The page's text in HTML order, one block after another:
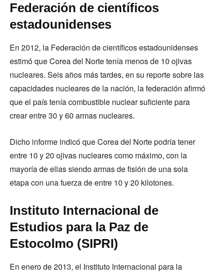
Federación de científicos
estadounidenses
En 2012, la Federación de científicos estadounidenses
estimó que Corea del Norte tenía menos de 10 ojivas
nucleares. Seis años más tardes, en su reporte sobre las
capacidades nucleares de la nación, la federación afirmó
que el país tenía combustible nuclear suficiente para
crear entre 30 y 60 armas nucleares.
Dicho informe indicó que Corea del Norte podría tener
entre 10 y 20 ojivas nucleares como máximo, con la
mayoría de ellas siendo armas de fisión de una sola
etapa con una fuerza de entre 10 y 20 kilotones.
Instituto Internacional de
Estudios para la Paz de
Estocolmo (SIPRI)
En enero de 2013, el Instituto Internacional para la